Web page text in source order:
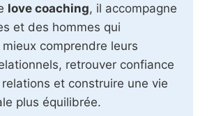
love coaching, il accompagne
et des hommes qui
comprendre leurs
retrouver confiance
et construire une vie
plus équilibrée.